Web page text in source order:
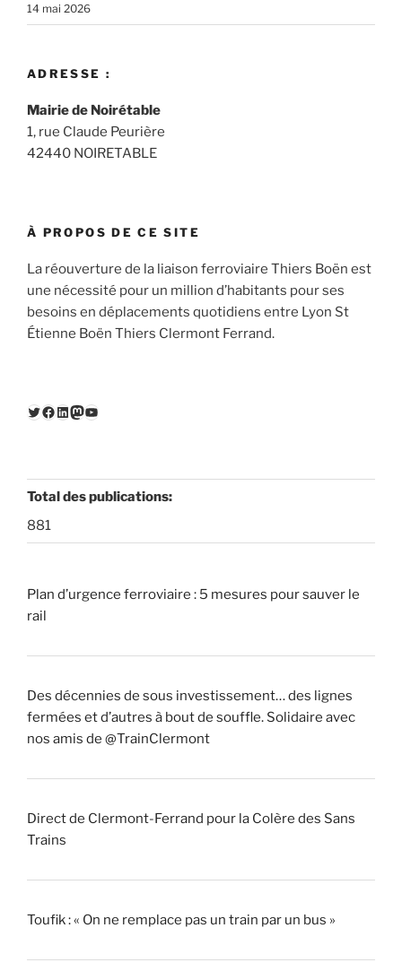
14 mai 2026
ADRESSE :
Mairie de Noirétable
1, rue Claude Peurière
42440 NOIRETABLE
À PROPOS DE CE SITE
La réouverture de la liaison ferroviaire Thiers Boën est
une nécessité pour un million d’habitants pour ses
besoins en déplacements quotidiens entre Lyon St
Étienne Boën Thiers Clermont Ferrand.
Twitter
Facebook
LinkedIn
Mastodon
YouTube
Total des publications:
881
Plan d’urgence ferroviaire : 5 mesures pour sauver le
rail
Des décennies de sous investissement… des lignes
fermées et d’autres à bout de souffle. Solidaire avec
nos amis de @TrainClermont
Direct de Clermont-Ferrand pour la Colère des Sans
Trains
Toufik : « On ne remplace pas un train par un bus »